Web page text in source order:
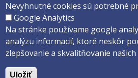
Copyright ©2026 Fakulta zdravotníctva a
univerzita v Trnave
Created byActivIT s.r.o.
Nevyhnutné cookies sú potrebné
Google Analytics
Na stránke používame google
analýzu informacií, ktoré neskôr
zlepšovanie a skvalitňovanie našich
Uložiť